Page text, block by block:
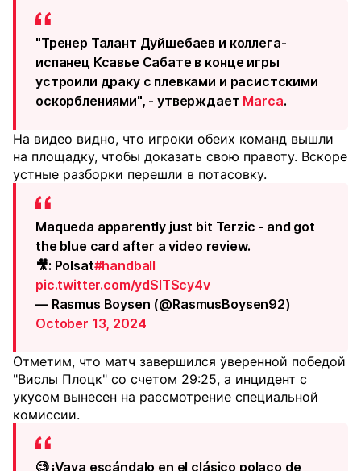
"Тренер Талант Дуйшебаев и коллега-
испанец Ксавье Сабате в конце игры
устроили драку с плевками и расистскими
оскорблениями", - утверждает Marca.
На видео видно, что игроки обеих команд вышли
на площадку, чтобы доказать свою правоту. Вскоре
устные разборки перешли в потасовку.
Maqueda apparently just bit Terzic - and got
the blue card after a video review.
🎥: Polsat#handball
pic.twitter.com/ydSITScy4v
— Rasmus Boysen (@RasmusBoysen92)
October 13, 2024
Отметим, что матч завершился уверенной победой
"Вислы Плоцк" со счетом 29:25, а инцидент с
укусом вынесен на рассмотрение специальной
комиссии.
🧐 ¡Vaya escándalo en el clásico polaco de